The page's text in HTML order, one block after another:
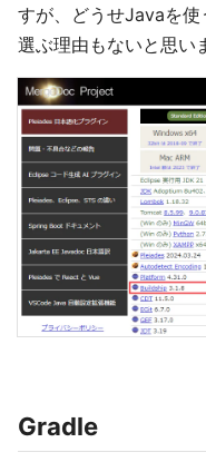
すが、どうせJavaを
選ぶ理由もないと思い
Gradle